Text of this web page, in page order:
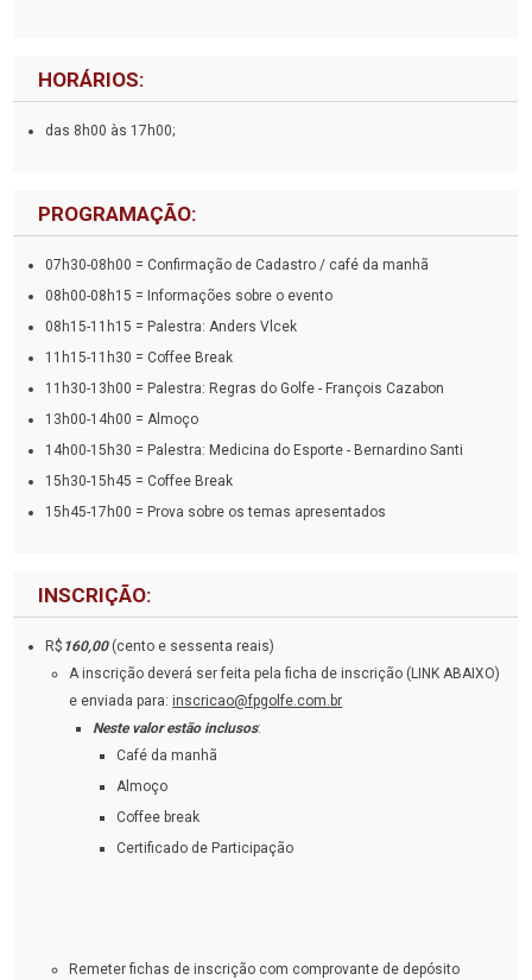
HORÁRIOS:
das 8h00 às 17h00;
PROGRAMAÇÃO:
07h30-08h00 = Confirmação de Cadastro / café da manhã
08h00-08h15 = Informações sobre o evento
08h15-11h15 = Palestra: Anders Vlcek
11h15-11h30 = Coffee Break
11h30-13h00 = Palestra: Regras do Golfe - François Cazabon
13h00-14h00 = Almoço
14h00-15h30 = Palestra: Medicina do Esporte - Bernardino Santi
15h30-15h45 = Coffee Break
15h45-17h00 = Prova sobre os temas apresentados
INSCRIÇÃO:
R$ 160,00 (cento e sessenta reais)
A inscrição deverá ser feita pela ficha de inscrição (LINK ABAIXO)
e enviada para:inscricao@fpgolfe.com.br
Neste valor estão inclusos:
Café da manhã
Almoço
Coffee break
Certificado de Participação
Remeter fichas de inscrição com comprovante de depósito